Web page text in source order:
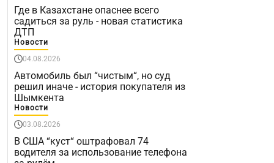
Где в Казахстане опаснее всего
садиться за руль - новая статистика
ДТП
Новости
04.08.2026
Автомобиль был “чистым“, но суд
решил иначе - история покупателя из
Шымкента
Новости
03.08.2026
В США “куст“ оштрафовал 74
водителя за использование телефона